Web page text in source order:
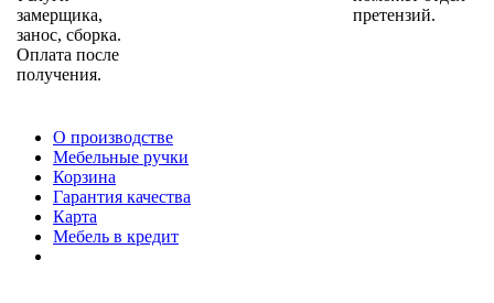
замерщика,
занос, сборка.
Оплата после
получения.
претензий.
О производстве
Мебельные ручки
Корзина
Гарантия качества
Карта
Мебель в кредит